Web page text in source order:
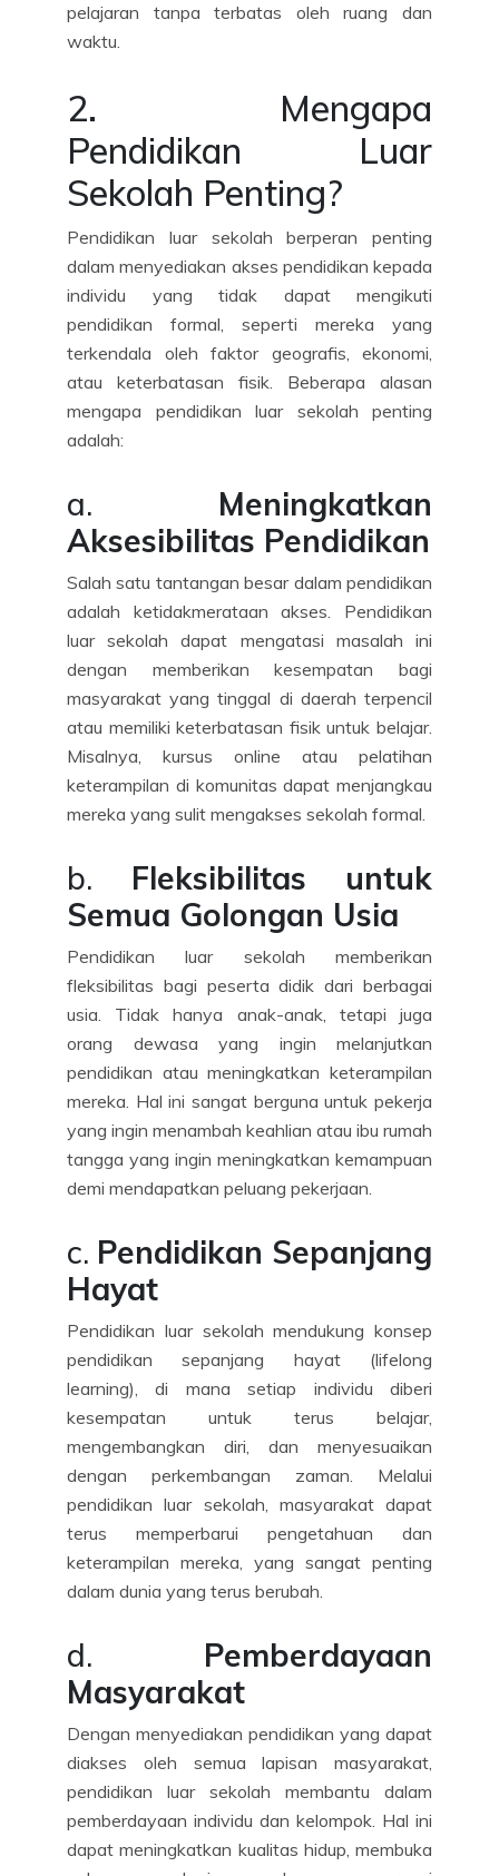
pelajaran tanpa terbatas oleh ruang dan
waktu.
2. Mengapa
Pendidikan Luar
Sekolah Penting?
Pendidikan luar sekolah berperan penting
dalam menyediakan akses pendidikan kepada
individu yang tidak dapat mengikuti
pendidikan formal, seperti mereka yang
terkendala oleh faktor geografis, ekonomi,
atau keterbatasan fisik. Beberapa alasan
mengapa pendidikan luar sekolah penting
adalah:
a. Meningkatkan
Aksesibilitas Pendidikan
Salah satu tantangan besar dalam pendidikan
adalah ketidakmerataan akses. Pendidikan
luar sekolah dapat mengatasi masalah ini
dengan memberikan kesempatan bagi
masyarakat yang tinggal di daerah terpencil
atau memiliki keterbatasan fisik untuk belajar.
Misalnya, kursus online atau pelatihan
keterampilan di komunitas dapat menjangkau
mereka yang sulit mengakses sekolah formal.
b. Fleksibilitas untuk
Semua Golongan Usia
Pendidikan luar sekolah memberikan
fleksibilitas bagi peserta didik dari berbagai
usia. Tidak hanya anak-anak, tetapi juga
orang dewasa yang ingin melanjutkan
pendidikan atau meningkatkan keterampilan
mereka. Hal ini sangat berguna untuk pekerja
yang ingin menambah keahlian atau ibu rumah
tangga yang ingin meningkatkan kemampuan
demi mendapatkan peluang pekerjaan.
c. Pendidikan Sepanjang
Hayat
Pendidikan luar sekolah mendukung konsep
pendidikan sepanjang hayat (lifelong
learning), di mana setiap individu diberi
kesempatan untuk terus belajar,
mengembangkan diri, dan menyesuaikan
dengan perkembangan zaman. Melalui
pendidikan luar sekolah, masyarakat dapat
terus memperbarui pengetahuan dan
keterampilan mereka, yang sangat penting
dalam dunia yang terus berubah.
d. Pemberdayaan
Masyarakat
Dengan menyediakan pendidikan yang dapat
diakses oleh semua lapisan masyarakat,
pendidikan luar sekolah membantu dalam
pemberdayaan individu dan kelompok. Hal ini
dapat meningkatkan kualitas hidup, membuka